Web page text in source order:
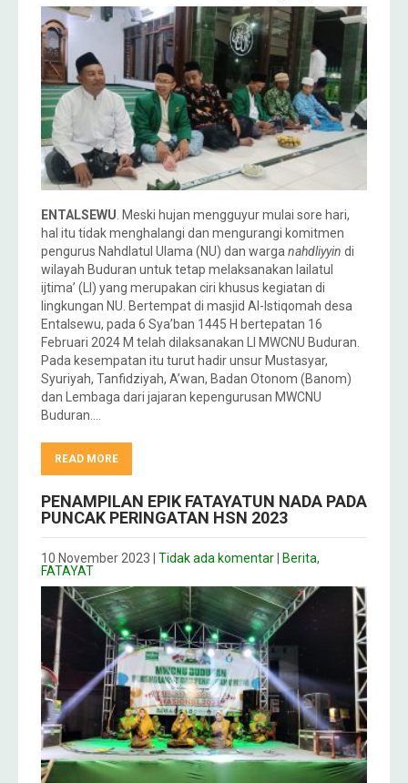
ENTALSEWU . Meski hujan mengguyur mulai sore hari,
hal itu tidak menghalangi dan mengurangi komitmen
pengurus Nahdlatul Ulama (NU) dan warga nahdliyyin di
wilayah Buduran untuk tetap melaksanakan lailatul
ijtima’ (LI) yang merupakan ciri khusus kegiatan di
lingkungan NU. Bertempat di masjid Al-Istiqomah desa
Entalsewu, pada 6 Sya’ban 1445 H bertepatan 16
Februari 2024 M telah dilaksanakan LI MWCNU Buduran.
Pada kesempatan itu turut hadir unsur Mustasyar,
Syuriyah, Tanfidziyah, A’wan, Badan Otonom (Banom)
dan Lembaga dari jajaran kepengurusan MWCNU
Buduran….
READ MORE
PENAMPILAN EPIK FATAYATUN NADA PADA
PUNCAK PERINGATAN HSN 2023
10 November 2023 Tidak ada komentar Berita,
FATAYAT